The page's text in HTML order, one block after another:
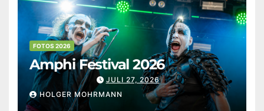
FOTOS 2026
Amphi Festival 2026
JULI 27, 2026
HOLGER MOHRMANN